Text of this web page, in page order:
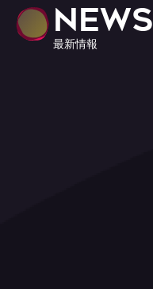
NEWS
最新情報